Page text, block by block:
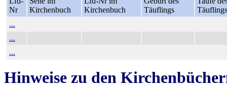
Nr
Kirchenbuch
Kirchenbuch
Täuflings
Täuflings
...
...
...
Hinweise zu den